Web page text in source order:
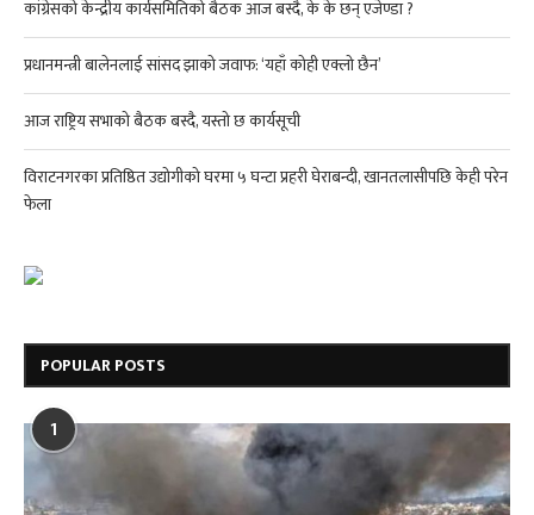
कांग्रेसको केन्द्रीय कार्यसमितिको बैठक आज बस्दै, के के छन् एजेण्डा ?
प्रधानमन्त्री बालेनलाई सांसद झाको जवाफ: ‘यहाँ कोही एक्लो छैन’
आज राष्ट्रिय सभाको बैठक बस्दै, यस्तो छ कार्यसूची
विराटनगरका प्रतिष्ठित उद्योगीको घरमा ५ घन्टा प्रहरी घेराबन्दी, खानतलासीपछि केही परेन
फेला
POPULAR POSTS
1